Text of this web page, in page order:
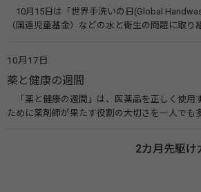
10月15日は「世界手洗いの日(Global
（国連児童基金）などの水と衛生の問題に取
10月17日
薬と健康の週間
「薬と健康の週間」は、医薬品を正しく使用
ために薬剤師が果たす役割の大切さを一人でも
伝えたい！薬との付き合い方」（保健指導リソ
2カ月先駆け